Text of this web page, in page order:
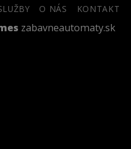
O NÁS KONTAKT
zabavneautomaty.sk